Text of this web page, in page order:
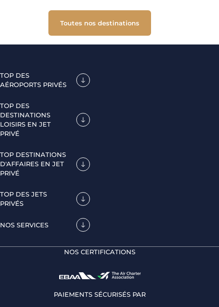
Toutes nos destinations
TOP DES
AÉROPORTS PRIVÉS
TOP DES
DESTINATIONS
LOISIRS EN JET
PRIVÉ
TOP DESTINATIONS
D'AFFAIRES EN JET
PRIVÉ
TOP DES JETS
PRIVÉS
NOS SERVICES
NOS CERTIFICATIONS
PAIEMENTS SÉCURISÉS PAR